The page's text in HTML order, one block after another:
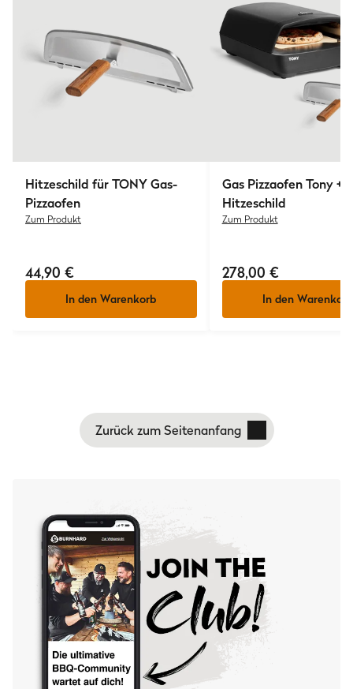
Hitzeschild für TONY Gas-
Pizzaofen
Zum Produkt
44,90 €
In den Warenkorb
Gas Pizzaofen Tony +
Hitzeschild
Zum Produkt
278,00 €
In den Warenkorb
Zurück zum Seitenanfang